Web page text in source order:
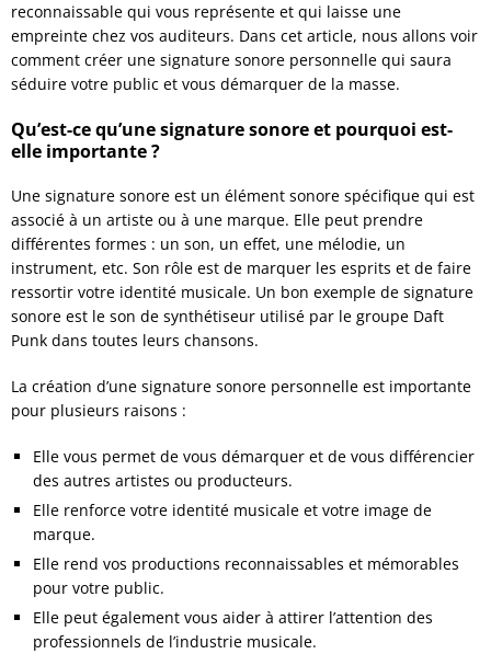
reconnaissable qui vous représente et qui laisse une
empreinte chez vos auditeurs. Dans cet article, nous allons voir
comment créer une signature sonore personnelle qui saura
séduire votre public et vous démarquer de la masse.
Qu’est-ce qu’une signature sonore et pourquoi est-
elle importante ?
Une signature sonore est un élément sonore spécifique qui est
associé à un artiste ou à une marque. Elle peut prendre
différentes formes : un son, un effet, une mélodie, un
instrument, etc. Son rôle est de marquer les esprits et de faire
ressortir votre identité musicale. Un bon exemple de signature
sonore est le son de synthétiseur utilisé par le groupe Daft
Punk dans toutes leurs chansons.
La création d’une signature sonore personnelle est importante
pour plusieurs raisons :
Elle vous permet de vous démarquer et de vous différencier
des autres artistes ou producteurs.
Elle renforce votre identité musicale et votre image de
marque.
Elle rend vos productions reconnaissables et mémorables
pour votre public.
Elle peut également vous aider à attirer l’attention des
professionnels de l’industrie musicale.